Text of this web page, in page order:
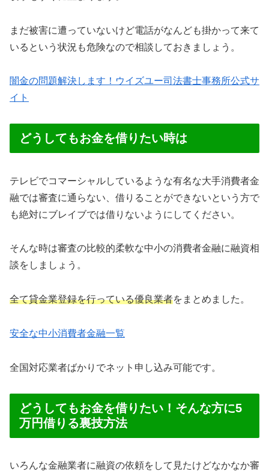
まだ被害に遭っていないけど電話がなんども掛かって来て
いるという状況も危険なので相談しておきましょう。
闇金の問題解決します！ウイズユー司法書士事務所公式サ
イト
どうしてもお金を借りたい時は
テレビでコマーシャルしているような有名な大手消費者金
融では審査に通らない、借りることができないという方で
も絶対にブレイブでは借りないようにしてください。
そんな時は審査の比較的柔軟な中小の消費者金融に融資相
談をしましょう。
全て貸金業登録を行っている優良業者をまとめました。
安全な中小消費者金融一覧
全国対応業者ばかりでネット申し込み可能です。
どうしてもお金を借りたい！そんな方に5
万円借りる裏技方法
いろんな金融業者に融資の依頼をして見たけどなかなか審